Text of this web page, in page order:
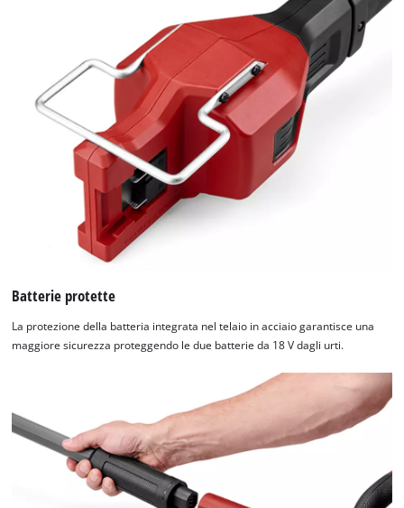
Batterie protette
La protezione della batteria integrata nel telaio in acciaio garantisce una
maggiore sicurezza proteggendo le due batterie da 18 V dagli urti.